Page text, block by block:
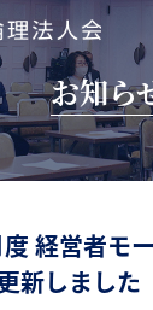
お知ら
経営者モ
新しました